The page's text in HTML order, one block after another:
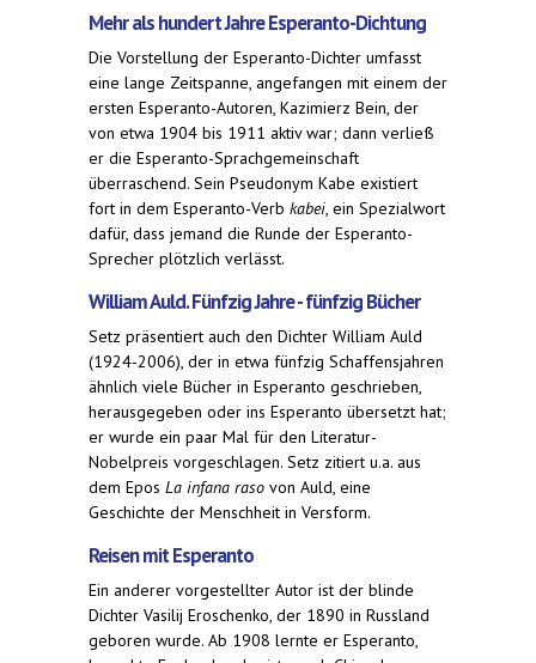
Mehr als hundert Jahre Esperanto-Dichtung
Die Vorstellung der Esperanto-Dichter umfasst
eine lange Zeitspanne, angefangen mit einem der
ersten Esperanto-Autoren, Kazimierz Bein, der
von etwa 1904 bis 1911 aktiv war; dann verließ
er die Esperanto-Sprachgemeinschaft
überraschend. Sein Pseudonym Kabe existiert
fort in dem Esperanto-Verb kabei , ein Spezialwort
dafür, dass jemand die Runde der Esperanto-
Sprecher plötzlich verlässt.
William Auld. Fünfzig Jahre - fünfzig Bücher
Setz präsentiert auch den Dichter William Auld
(1924-2006), der in etwa fünfzig Schaffensjahren
ähnlich viele Bücher in Esperanto geschrieben,
herausgegeben oder ins Esperanto übersetzt hat;
er wurde ein paar Mal für den Literatur-
Nobelpreis vorgeschlagen. Setz zitiert u.a. aus
dem Epos La infana raso von Auld, eine
Geschichte der Menschheit in Versform.
Reisen mit Esperanto
Ein anderer vorgestellter Autor ist der blinde
Dichter Vasilij Eroschenko, der 1890 in Russland
geboren wurde. Ab 1908 lernte er Esperanto,